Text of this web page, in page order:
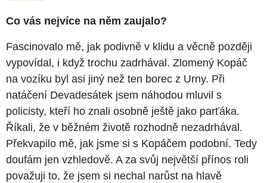
Co vás nejvíce na něm zaujalo?
Fascinovalo mě, jak podivně v klidu a věcně později
vypovídal, i když trochu zadrhával. Zlomený Kopáč
na vozíku byl asi jiný než ten borec z Urny. Při
natáčení Devadesátek jsem náhodou mluvil s
policisty, kteří ho znali osobně ještě jako parťáka.
Říkali, že v běžném životě rozhodně nezadrhával.
Překvapilo mě, jak jsme si s Kopáčem podobní. Tedy
doufám jen vzhledově. A za svůj největší přínos roli
považuji to, že jsem si nechal narůst na hlavě